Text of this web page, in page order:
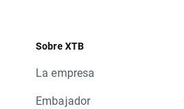
Sobre XTB
La empresa
Embajador